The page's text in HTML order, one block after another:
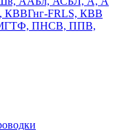
КВВГнг-FRLS, КВВ
ПНСВ, ППВ,